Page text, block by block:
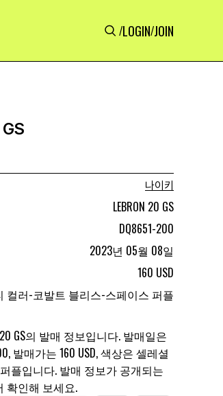
/LOGIN/JOIN
나이키
LEBRON 20 GS
DQ8651-200
2023년 05월 08일
160 USD
컬러-코발트 블리스-스페이스 퍼플
GS의 발매 정보입니다. 발매일은
발매가는 160 USD, 색상은 셀레셜
플입니다. 발매 정보가 공개되는
확인해 보세요.